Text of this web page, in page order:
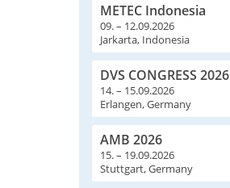
METEC Indonesia
09. – 12.09.2026
Jarkarta, Indonesia
DVS CONGRESS 2026
14. – 15.09.2026
Erlangen, Germany
AMB 2026
15. – 19.09.2026
Stuttgart, Germany